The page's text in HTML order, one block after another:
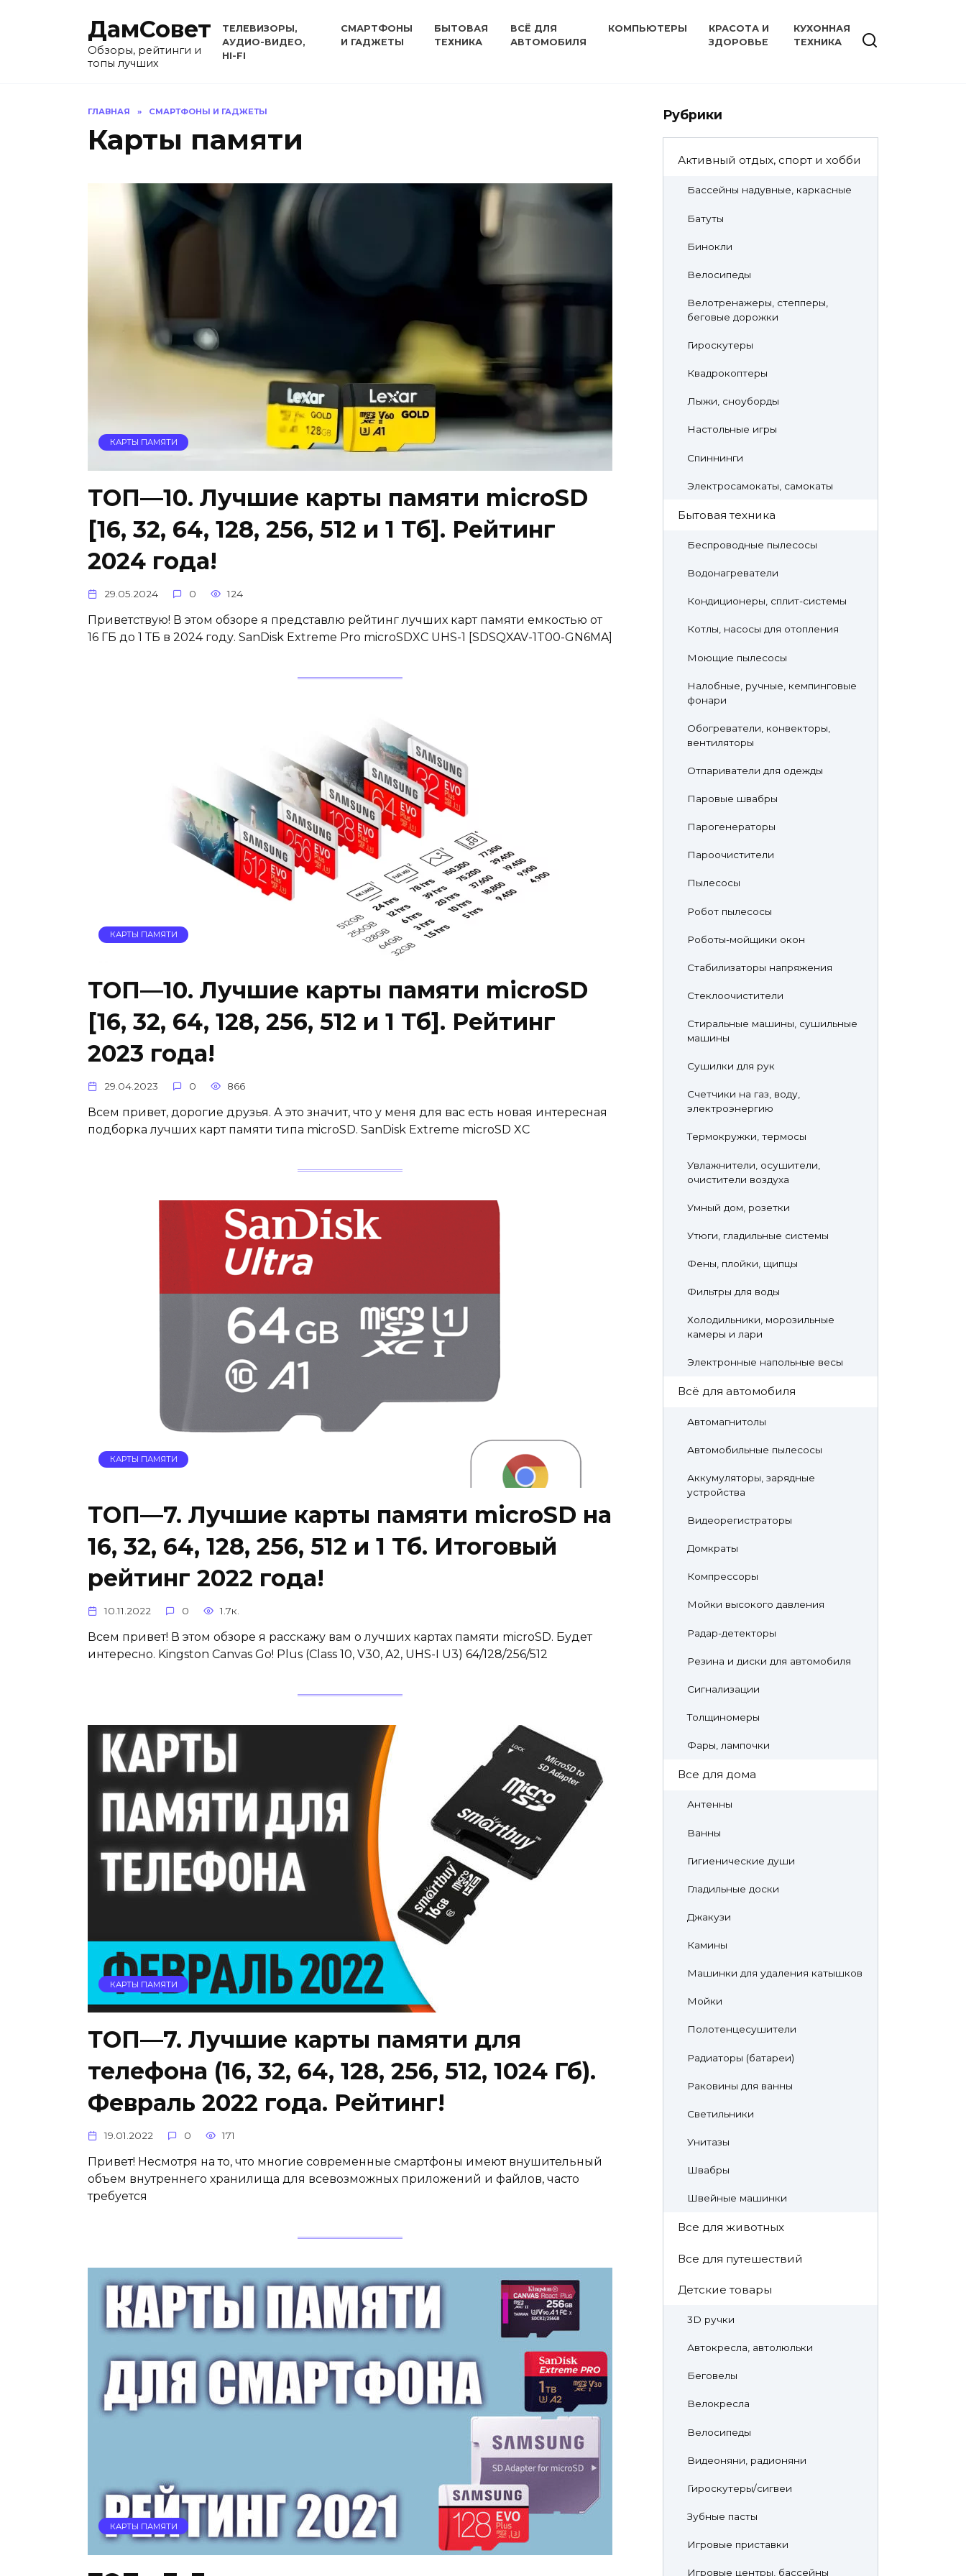
ДамСовет
Обзоры, рейтинги и
топы лучших
ТЕЛЕВИЗОРЫ,
АУДИО-ВИДЕО,
HI-FI
СМАРТФОНЫ
И ГАДЖЕТЫ
БЫТОВАЯ
ТЕХНИКА
ВСЁ ДЛЯ
АВТОМОБИЛЯ
КОМПЬЮТЕРЫ
КРАСОТА И
ЗДОРОВЬЕ
КУХОННАЯ
ТЕХНИКА
ГЛАВНАЯ » СМАРТФОНЫ И ГАДЖЕТЫ
Карты памяти
КАРТЫ ПАМЯТИ
ТОП—10. Лучшие карты памяти microSD
[16, 32, 64, 128, 256, 512 и 1 Тб]. Рейтинг
2024 года!
29.05.2024 0 124
Приветствую! В этом обзоре я представлю рейтинг лучших карт памяти емкостью от
16 ГБ до 1 ТБ в 2024 году. SanDisk Extreme Pro microSDXC UHS-1 [SDSQXAV-1T00-GN6MA]
КАРТЫ ПАМЯТИ
ТОП—10. Лучшие карты памяти microSD
[16, 32, 64, 128, 256, 512 и 1 Тб]. Рейтинг
2023 года!
29.04.2023 0 866
Всем привет, дорогие друзья. А это значит, что у меня для вас есть новая интересная
подборка лучших карт памяти типа microSD. SanDisk Extreme microSD XC
КАРТЫ ПАМЯТИ
ТОП—7. Лучшие карты памяти microSD на
16, 32, 64, 128, 256, 512 и 1 Тб. Итоговый
рейтинг 2022 года!
10.11.2022 0 1.7к.
Всем привет! В этом обзоре я расскажу вам о лучших картах памяти microSD. Будет
интересно. Kingston Canvas Go! Plus (Class 10, V30, A2, UHS-I U3) 64/128/256/512
КАРТЫ ПАМЯТИ
ТОП—7. Лучшие карты памяти для
телефона (16, 32, 64, 128, 256, 512, 1024 Гб).
Февраль 2022 года. Рейтинг!
19.01.2022 0 171
Привет! Несмотря на то, что многие современные смартфоны имеют внушительный
объем внутреннего хранилища для всевозможных приложений и файлов, часто
требуется
КАРТЫ ПАМЯТИ
Рубрики
Активный отдых, спорт и хобби
Бассейны надувные, каркасные
Батуты
Бинокли
Велосипеды
Велотренажеры, степперы,
беговые дорожки
Гироскутеры
Квадрокоптеры
Лыжи, сноуборды
Настольные игры
Спиннинги
Электросамокаты, самокаты
Бытовая техника
Беспроводные пылесосы
Водонагреватели
Кондиционеры, сплит-системы
Котлы, насосы для отопления
Моющие пылесосы
Налобные, ручные, кемпинговые
фонари
Обогреватели, конвекторы,
вентиляторы
Отпариватели для одежды
Паровые швабры
Парогенераторы
Пароочистители
Пылесосы
Робот пылесосы
Роботы-мойщики окон
Стабилизаторы напряжения
Стеклоочистители
Стиральные машины, сушильные
машины
Сушилки для рук
Счетчики на газ, воду,
электроэнергию
Термокружки, термосы
Увлажнители, осушители,
очистители воздуха
Умный дом, розетки
Утюги, гладильные системы
Фены, плойки, щипцы
Фильтры для воды
Холодильники, морозильные
камеры и лари
Электронные напольные весы
Всё для автомобиля
Автомагнитолы
Автомобильные пылесосы
Аккумуляторы, зарядные
устройства
Видеорегистраторы
Домкраты
Компрессоры
Мойки высокого давления
Радар-детекторы
Резина и диски для автомобиля
Сигнализации
Толщиномеры
Фары, лампочки
Все для дома
Антенны
Ванны
Гигиенические души
Гладильные доски
Джакузи
Камины
Машинки для удаления катышков
Мойки
Полотенцесушители
Радиаторы (батареи)
Раковины для ванны
Светильники
Унитазы
Швабры
Швейные машинки
Все для животных
Все для путешествий
Детские товары
3D ручки
Автокресла, автолюльки
Беговелы
Велокресла
Велосипеды
Видеоняни, радионяни
Гироскутеры/сигвеи
Зубные пасты
Игровые приставки
Игровые центры, бассейны